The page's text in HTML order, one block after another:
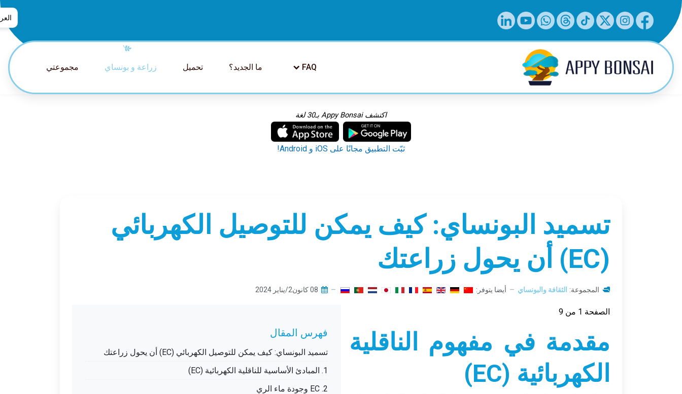
话
FAQ ما الجديد؟ تحميل زراعة و بونساي مجموعتي
اكتشف Appy Bonsai بـ30 لغة
ثبّت التطبيق مجانًا على iOS و Android!
تسميد البونساي: كيف يمكن للتوصيل الكهربائي
(EC) أن يحول زراعتك
المجموعة: الثقافة والبونساي أيضا يتوفر: 08 كانون2/يناير 2024
فهرس المقال
تسميد البونساي: كيف يمكن للتوصيل الكهربائي (EC) أن يحول زراعتك
1. المبادئ الأساسية للناقلية الكهربائية (EC)
2. EC وجودة ماء الري
الصفحة 1 من 9
مقدمة في مفهوم الناقلية
الكهربائية (EC)